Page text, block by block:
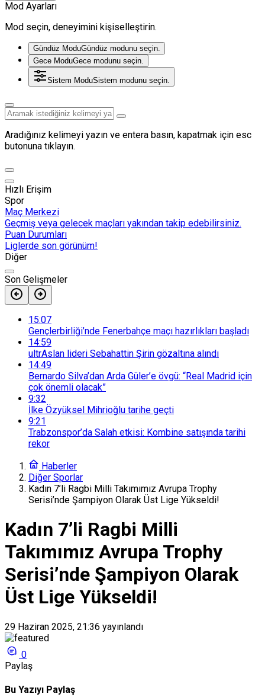
Mod Ayarları
Mod seçin, deneyimini kişiselleştirin.
Gündüz ModuGündüz modunu seçin.
Gece ModuGece modunu seçin.
Sistem ModuSistem modunu seçin.
Aradığınız kelimeyi yazın ve entera basın, kapatmak için esc
butonuna tıklayın.
Hızlı Erişim
Spor
Maç Merkezi
Geçmiş veya gelecek maçları yakından takip edebilirsiniz.
Puan Durumları
Liglerde son görünüm!
Diğer
Son Gelişmeler
15:07
Gençlerbirliği’nde Fenerbahçe maçı hazırlıkları başladı
14:59
ultrAslan lideri Sebahattin Şirin gözaltına alındı
14:49
Bernardo Silva’dan Arda Güler’e övgü: “Real Madrid için
çok önemli olacak”
9:32
İlke Özyüksel Mihrioğlu tarihe geçti
9:21
Trabzonspor’da Salah etkisi: Kombine satışında tarihi
rekor
Haberler
Diğer Sporlar
Kadın 7’li Ragbi Milli Takımımız Avrupa Trophy
Serisi’nde Şampiyon Olarak Üst Lige Yükseldi!
Kadın 7’li Ragbi Milli
Takımımız Avrupa Trophy
Serisi’nde Şampiyon Olarak
Üst Lige Yükseldi!
29 Haziran 2025, 21:36 yayınlandı
0
Paylaş
Bu Yazıyı Paylaş